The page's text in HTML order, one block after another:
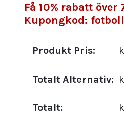
mängd
Få 10% rabatt över
Kupongkod:
Produkt Pris:
Totalt Alternativ:
Totalt: